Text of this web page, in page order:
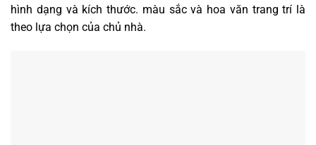
hình dạng và kích thước. màu sắc và hoa văn trang trí là
theo lựa chọn của chủ nhà.